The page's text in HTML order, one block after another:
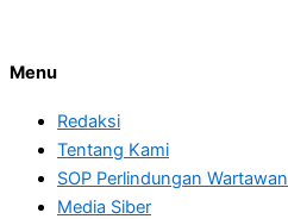
Menu
Redaksi
Tentang Kami
SOP Perlindungan Wartawan
Media Siber